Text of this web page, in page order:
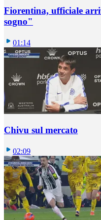
Fiorentina, ufficiale
sogno"
01:14
Chivu sul mercato
02:09